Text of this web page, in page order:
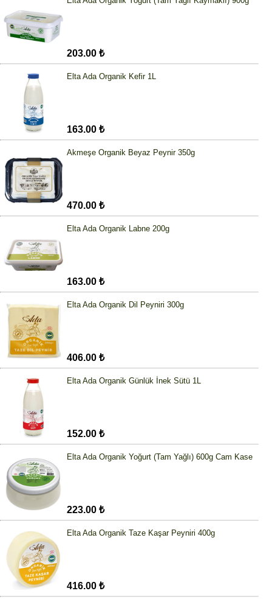
203.00 ₺
Elta Ada Organik Kefir 1L
163.00 ₺
Akmeşe Organik Beyaz Peynir 350g
470.00 ₺
Elta Ada Organik Labne 200g
163.00 ₺
Elta Ada Organik Dil Peyniri 300g
406.00 ₺
Elta Ada Organik Günlük İnek Sütü 1L
152.00 ₺
Elta Ada Organik Yoğurt (Tam Yağlı) 600g Cam Kase
223.00 ₺
Elta Ada Organik Taze Kaşar Peyniri 400g
416.00 ₺